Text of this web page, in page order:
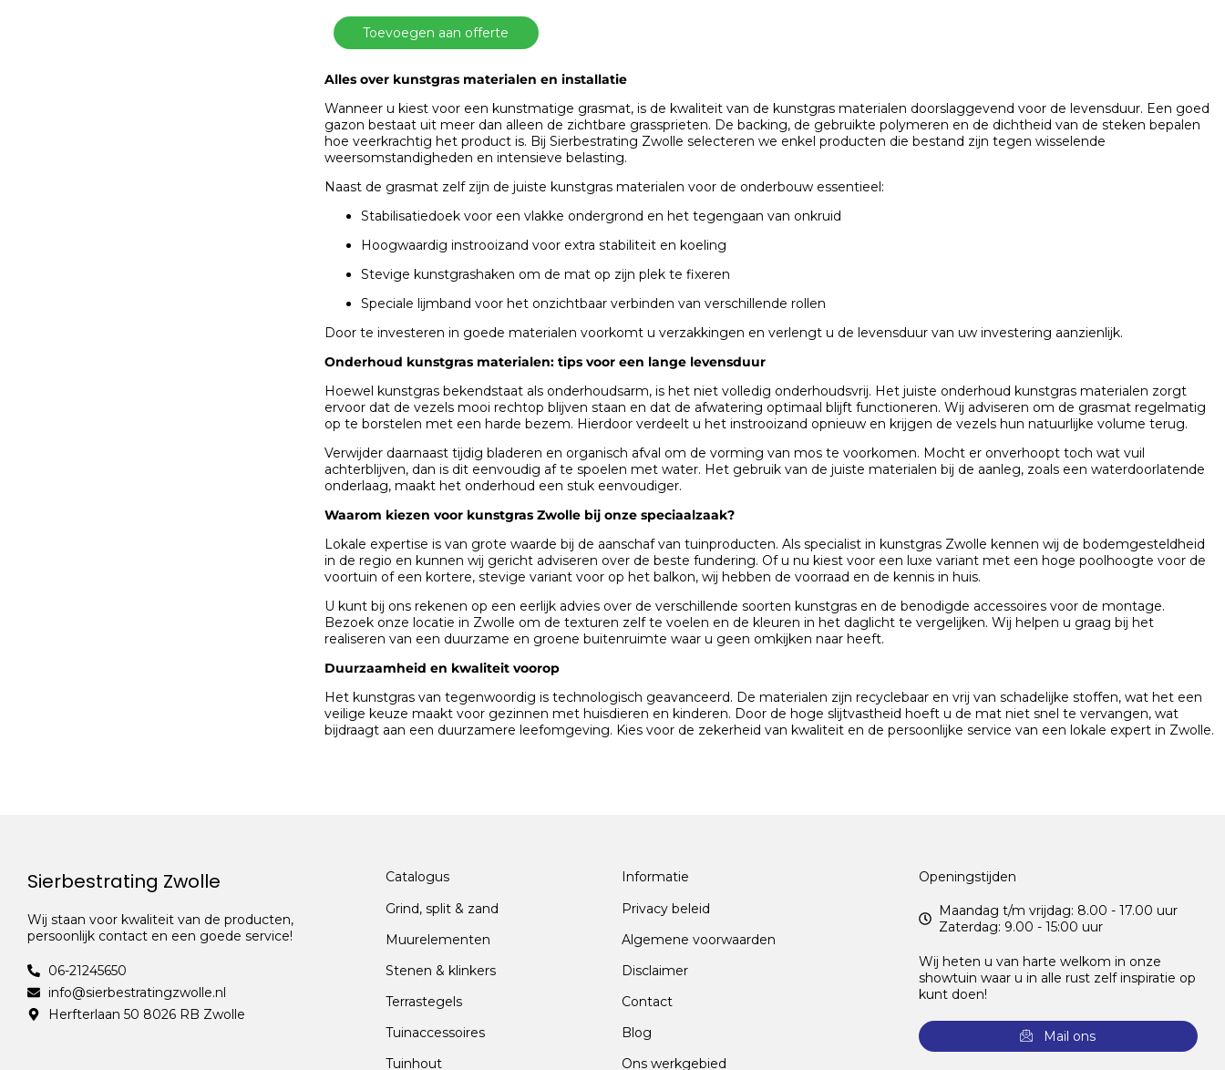
Toevoegen aan offerte
Alles over kunstgras materialen en installatie
Wanneer u kiest voor een kunstmatige grasmat, is de kwaliteit van de kunstgras materialen doorslaggevend voor de levensduur. Een goed
gazon bestaat uit meer dan alleen de zichtbare grassprieten. De backing, de gebruikte polymeren en de dichtheid van de steken bepalen
hoe veerkrachtig het product is. Bij Sierbestrating Zwolle selecteren we enkel producten die bestand zijn tegen wisselende
weersomstandigheden en intensieve belasting.
Naast de grasmat zelf zijn de juiste kunstgras materialen voor de onderbouw essentieel:
Stabilisatiedoek voor een vlakke ondergrond en het tegengaan van onkruid
Hoogwaardig instrooizand voor extra stabiliteit en koeling
Stevige kunstgrashaken om de mat op zijn plek te fixeren
Speciale lijmband voor het onzichtbaar verbinden van verschillende rollen
Door te investeren in goede materialen voorkomt u verzakkingen en verlengt u de levensduur van uw investering aanzienlijk.
Onderhoud kunstgras materialen: tips voor een lange levensduur
Hoewel kunstgras bekendstaat als onderhoudsarm, is het niet volledig onderhoudsvrij. Het juiste onderhoud kunstgras materialen zorgt
ervoor dat de vezels mooi rechtop blijven staan en dat de afwatering optimaal blijft functioneren. Wij adviseren om de grasmat regelmatig
op te borstelen met een harde bezem. Hierdoor verdeelt u het instrooizand opnieuw en krijgen de vezels hun natuurlijke volume terug.
Verwijder daarnaast tijdig bladeren en organisch afval om de vorming van mos te voorkomen. Mocht er onverhoopt toch wat vuil
achterblijven, dan is dit eenvoudig af te spoelen met water. Het gebruik van de juiste materialen bij de aanleg, zoals een waterdoorlatende
onderlaag, maakt het onderhoud een stuk eenvoudiger.
Waarom kiezen voor kunstgras Zwolle bij onze speciaalzaak?
Lokale expertise is van grote waarde bij de aanschaf van tuinproducten. Als specialist in kunstgras Zwolle kennen wij de bodemgesteldheid
in de regio en kunnen wij gericht adviseren over de beste fundering. Of u nu kiest voor een luxe variant met een hoge poolhoogte voor de
voortuin of een kortere, stevige variant voor op het balkon, wij hebben de voorraad en de kennis in huis.
U kunt bij ons rekenen op een eerlijk advies over de verschillende soorten kunstgras en de benodigde accessoires voor de montage.
Bezoek onze locatie in Zwolle om de texturen zelf te voelen en de kleuren in het daglicht te vergelijken. Wij helpen u graag bij het
realiseren van een duurzame en groene buitenruimte waar u geen omkijken naar heeft.
Duurzaamheid en kwaliteit voorop
Het kunstgras van tegenwoordig is technologisch geavanceerd. De materialen zijn recyclebaar en vrij van schadelijke stoffen, wat het een
veilige keuze maakt voor gezinnen met huisdieren en kinderen. Door de hoge slijtvastheid hoeft u de mat niet snel te vervangen, wat
bijdraagt aan een duurzamere leefomgeving. Kies voor de zekerheid van kwaliteit en de persoonlijke service van een lokale expert in Zwolle.
Sierbestrating Zwolle
Wij staan voor kwaliteit van de producten,
persoonlijk contact en een goede service!
06-21245650
info@sierbestratingzwolle.nl
Herfterlaan 50 8026 RB Zwolle
Catalogus
Grind, split & zand
Muurelementen
Stenen & klinkers
Terrastegels
Tuinaccessoires
Tuinhout
Informatie
Privacy beleid
Algemene voorwaarden
Disclaimer
Contact
Blog
Ons werkgebied
Openingstijden
Maandag t/m vrijdag: 8.00 - 17.00 uur
Zaterdag: 9.00 - 15:00 uur
Wij heten u van harte welkom in onze
showtuin waar u in alle rust zelf inspiratie op
kunt doen!
Mail ons